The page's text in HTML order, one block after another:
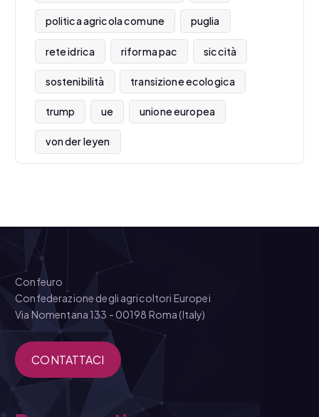
politica agricola comune puglia
rete idrica riforma pac siccità
sostenibilità transizione ecologica
trump ue unione europea
von der leyen
Confeuro
Confederazione degli agricoltori Europei
Via Nomentana 133 - 00198 Roma (Italy)
CONTATTACI